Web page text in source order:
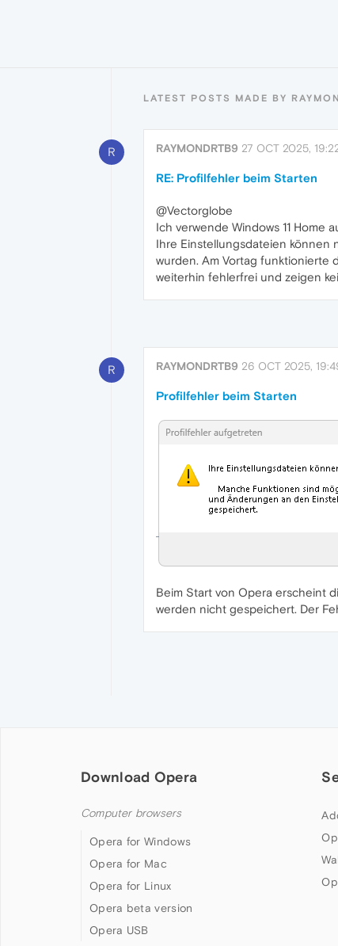
LATEST POSTS MADE BY
R RAYMONDRTB9 27 OCT 2025,
RE: Profilfehler beim Starten
@Vectorglobe
Ich verwende Windows 11 Home
Ihre Einstellungsdateien können
wurden. Am Vortag funktionierte
weiterhin fehlerfrei und zeigen
R RAYMONDRTB9 26 OCT 2025,
Profilfehler beim Starten
Beim Start von Opera erscheint
werden nicht gespeichert. Der
Download Opera
Computer browsers
Opera for Windows
Opera for Mac
Opera for Linux
Opera beta version
Opera USB